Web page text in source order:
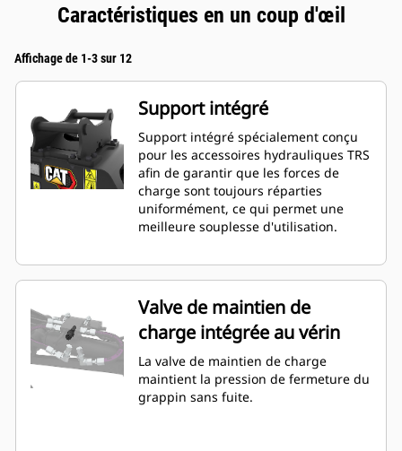
Caractéristiques en un coup d'œil
Affichage de 1-3 sur 12
Support intégré
Support intégré spécialement conçu
pour les accessoires hydrauliques TRS
afin de garantir que les forces de
charge sont toujours réparties
uniformément, ce qui permet une
meilleure souplesse d'utilisation.
Valve de maintien de
charge intégrée au vérin
La valve de maintien de charge
maintient la pression de fermeture du
grappin sans fuite.